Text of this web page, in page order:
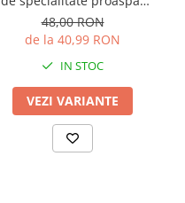
prăjită și măcinată
48,00 RON
de la 40,99 RON
IN STOC
VEZI VARIANTE